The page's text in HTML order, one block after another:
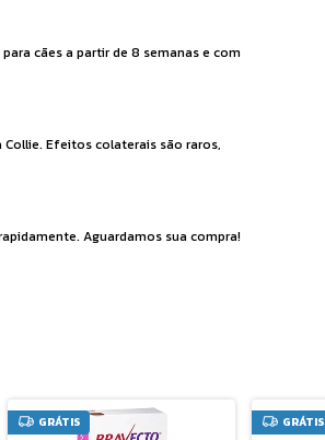
cães a partir de 8 semanas e com
Efeitos colaterais são raros,
Aguardamos sua compra!
GRÁTIS GRÁTIS